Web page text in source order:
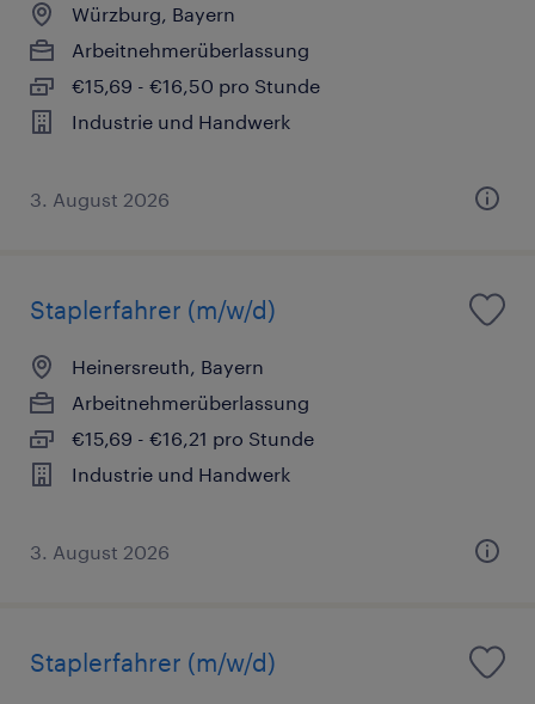
Würzburg, Bayern
Arbeitnehmerüberlassung
€15,69 - €16,50 pro Stunde
Industrie und Handwerk
3. August 2026
Staplerfahrer (m/w/d)
Heinersreuth, Bayern
Arbeitnehmerüberlassung
€15,69 - €16,21 pro Stunde
Industrie und Handwerk
3. August 2026
Staplerfahrer (m/w/d)